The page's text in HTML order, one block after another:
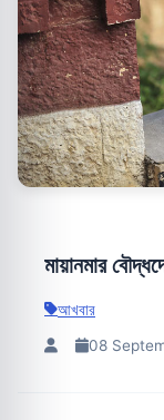
মায়ানমার
আখবার
08